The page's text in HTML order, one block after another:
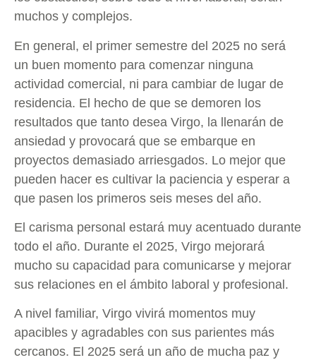
muchos y complejos.
En general, el primer semestre del 2025 no será
un buen momento para comenzar ninguna
actividad comercial, ni para cambiar de lugar de
residencia. El hecho de que se demoren los
resultados que tanto desea Virgo, la llenarán de
ansiedad y provocará que se embarque en
proyectos demasiado arriesgados. Lo mejor que
pueden hacer es cultivar la paciencia y esperar a
que pasen los primeros seis meses del año.
El carisma personal estará muy acentuado durante
todo el año. Durante el 2025, Virgo mejorará
mucho su capacidad para comunicarse y mejorar
sus relaciones en el ámbito laboral y profesional.
A nivel familiar, Virgo vivirá momentos muy
apacibles y agradables con sus parientes más
cercanos. El 2025 será un año de mucha paz y